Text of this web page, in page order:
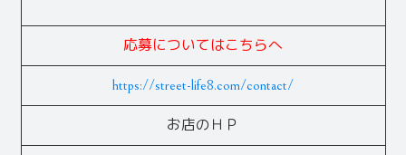
応募についてはこちらへ
https://street-life8.com/contact/
お店のＨＰ